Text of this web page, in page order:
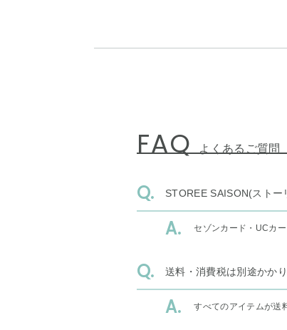
FAQ よくあるご質問
STOREE SAISON(スト
セゾンカード・UCカ
送料・消費税は別途かか
すべてのアイテムが送